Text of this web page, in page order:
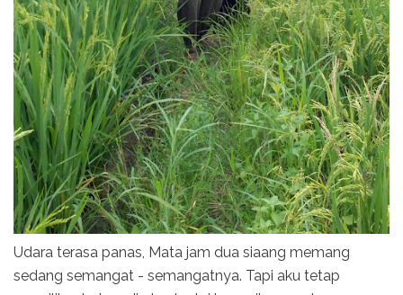
Udara terasa panas, Mata jam dua siaang memang
sedang semangat - semangatnya. Tapi aku tetap